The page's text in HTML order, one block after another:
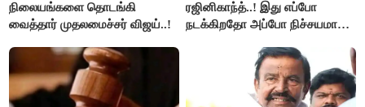
நிலையங்களை தொடங்கி
வைத்தார் முதலமைச்சர் விஜய்..!
ரஜினிகாந்த்..! இது எப்போ
நடக்கிறதோ அப்போ நிச்சயமாக
ரஜினிகாந்த்..!